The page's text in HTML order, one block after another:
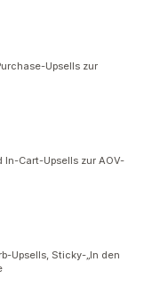
Upsells zur
In-Cart-Upsells zur AOV-
Upsells, Sticky-„In den